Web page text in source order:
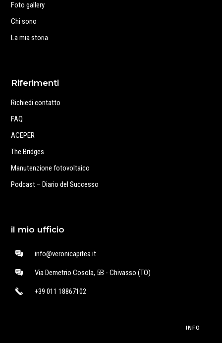
Foto gallery
Chi sono
La mia storia
Riferimenti
Richiedi contatto
FAQ
ACEPER
The Bridges
Manutenzione fotovoltaico
Podcast – Diario del Successo
il mio ufficio
info@veronicapitea.it
Via Demetrio Cosola, 5B - Chivasso (TO)
+39 011 18867102
INFO